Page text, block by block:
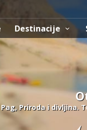
Destinacije
Priroda i divljina.